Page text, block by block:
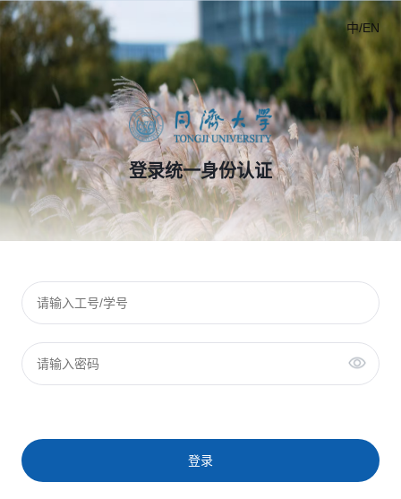
登录统一身份认证
中/EN
登录